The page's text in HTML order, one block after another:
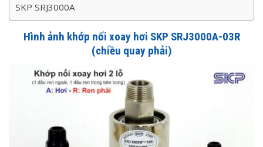
SKP SRJ3000A
Hình ảnh khớp nối xoay hơi SKP SRJ3000A-03R
(chiều quay phải)